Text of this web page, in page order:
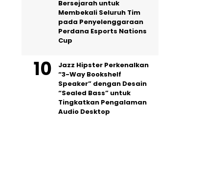
Bersejarah untuk
Membekali Seluruh Tim
pada Penyelenggaraan
Perdana Esports Nations
Cup
Jazz Hipster Perkenalkan
“3-Way Bookshelf
Speaker” dengan Desain
“Sealed Bass” untuk
Tingkatkan Pengalaman
Audio Desktop